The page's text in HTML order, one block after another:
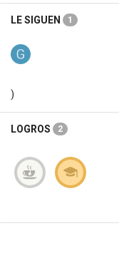
LE SIGUEN 1
)
LOGROS 2